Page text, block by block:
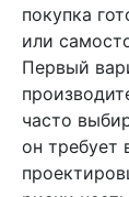
покупка
или
Первый
часто
он требует